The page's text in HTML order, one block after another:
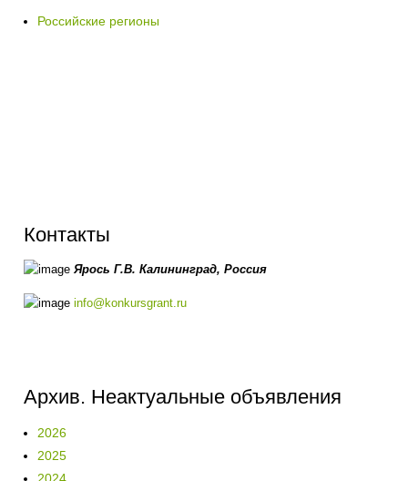
Российские регионы
Контакты
Ярось Г.В.Калининград,Россия
info@konkursgrant.ru
Архив. Неактуальные объявления
2026
2025